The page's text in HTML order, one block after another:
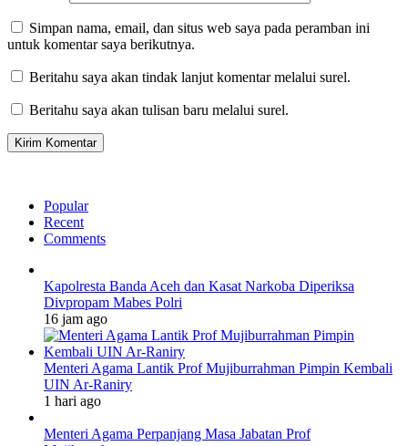
Simpan nama, email, dan situs web saya pada peramban ini
untuk komentar saya berikutnya.
Beritahu saya akan tindak lanjut komentar melalui surel.
Beritahu saya akan tulisan baru melalui surel.
Popular
Recent
Comments
Kapolresta Banda Aceh dan Kasat Narkoba Diperiksa
Divpropam Mabes Polri
16 jam ago
Menteri Agama Lantik Prof Mujiburrahman Pimpin Kembali
UIN Ar-Raniry
1 hari ago
Menteri Agama Perpanjang Masa Jabatan Prof